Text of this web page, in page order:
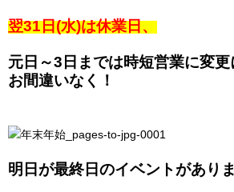
翌31日(水)は休業日、
元日～3日までは時短営業に変
お間違いなく！
明日が最終日のイベントがあり